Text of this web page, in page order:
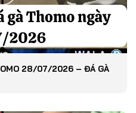
28/07/2026 – ĐÁ GÀ